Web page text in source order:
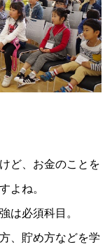
ど、お金のことを
よね。
は必須科目。
、貯め方などを学